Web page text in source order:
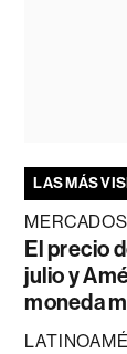
LAS MÁS
MERCADOS
El precio
julio y
moneda